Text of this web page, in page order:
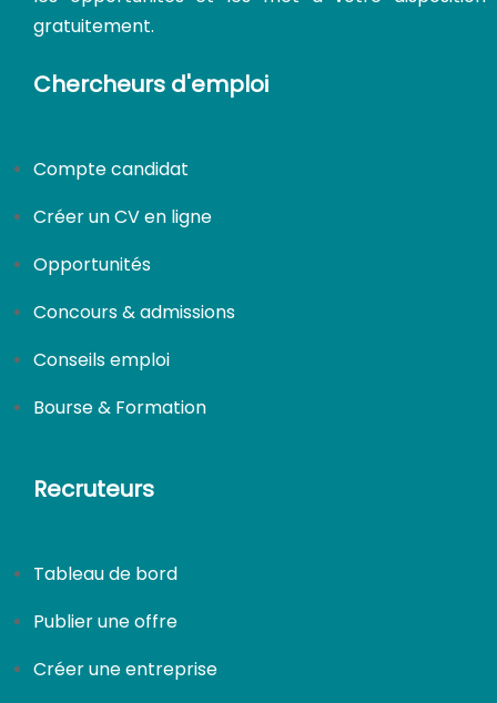
gratuitement.
Chercheurs d'emploi
Compte candidat
Créer un CV en ligne
Opportunités
Concours & admissions
Conseils emploi
Bourse & Formation
Recruteurs
Tableau de bord
Publier une offre
Créer une entreprise